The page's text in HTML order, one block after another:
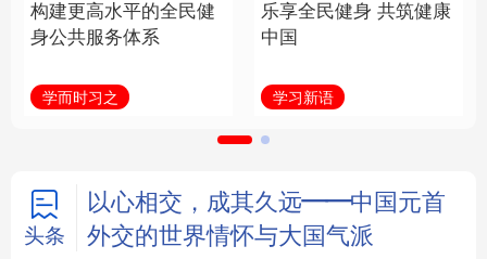
访谈 视频 图片 政务
学术中国 乡村振兴 银龄 溯源中国
城市 旅游 能源
构建更高水平的全民健
身公共服务体系
学而时习之
乐享全民健身 共筑健康
中国
学习新语
头条
以心相交，成其久远——中国元首
外交的世界情怀与大国气派